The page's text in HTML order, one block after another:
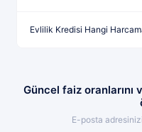
Evlilik Kredisi Hangi
Güncel faiz oranlarını
E-posta